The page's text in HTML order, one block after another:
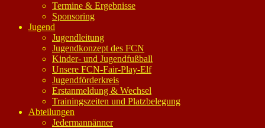
Termine & Ergebnisse
Sponsoring
Jugend
Jugendleitung
Jugendkonzept des FCN
Kinder- und Jugendfußball
Unsere FCN-Fair-Play-Elf
Jugendförderkreis
Erstanmeldung & Wechsel
Trainingszeiten und Platzbelegung
Abteilungen
Jedermannänner